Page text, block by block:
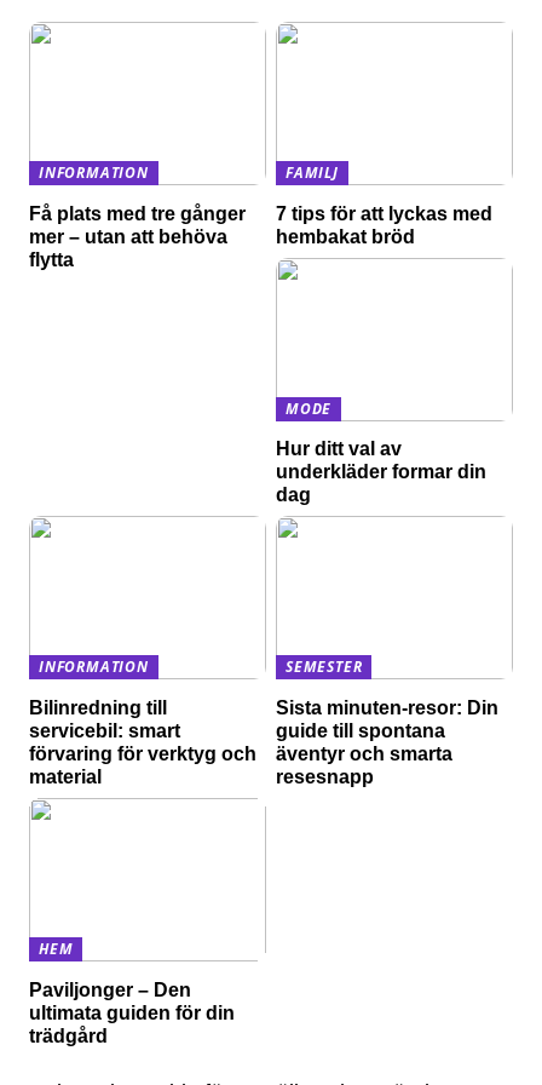
INFORMATION
Få plats med tre gånger
mer – utan att behöva
flytta
FAMILJ
7 tips för att lyckas med
hembakat bröd
MODE
Hur ditt val av
underkläder formar din
dag
INFORMATION
Bilinredning till
servicebil: smart
förvaring för verktyg och
material
SEMESTER
Sista minuten-resor: Din
guide till spontana
äventyr och smarta
resesnapp
HEM
Paviljonger – Den
ultimata guiden för din
trädgård